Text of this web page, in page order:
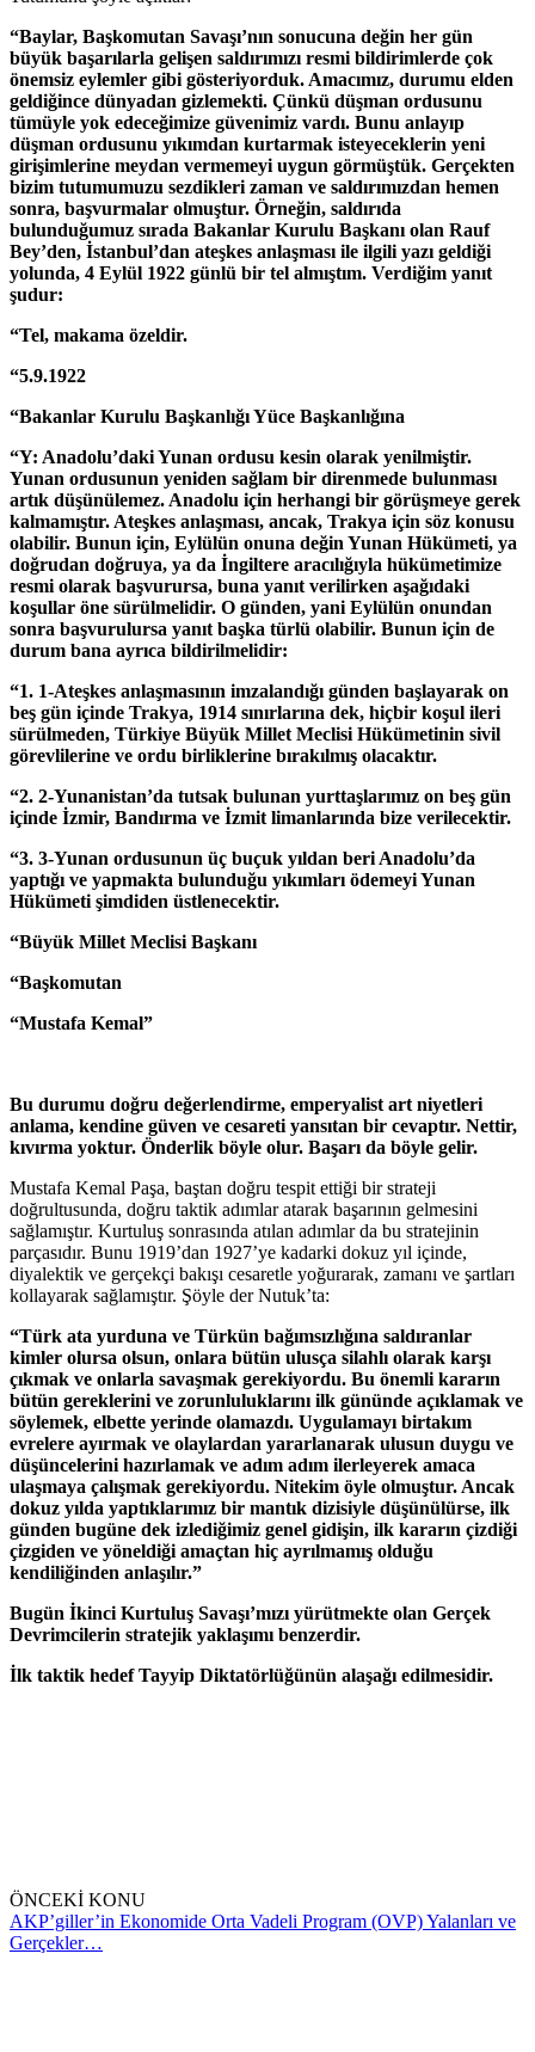
“Baylar, Başkomutan Savaşı’nın sonucuna değin her gün
büyük başarılarla gelişen saldırımızı resmi bildirimlerde çok
önemsiz eylemler gibi gösteriyorduk. Amacımız, durumu elden
geldiğince dünyadan gizlemekti. Çünkü düşman ordusunu
tümüyle yok edeceğimize güvenimiz vardı. Bunu anlayıp
düşman ordusunu yıkımdan kurtarmak isteyeceklerin yeni
girişimlerine meydan vermemeyi uygun görmüştük. Gerçekten
bizim tutumumuzu sezdikleri zaman ve saldırımızdan hemen
sonra, başvurmalar olmuştur. Örneğin, saldırıda
bulunduğumuz sırada Bakanlar Kurulu Başkanı olan Rauf
Bey’den, İstanbul’dan ateşkes anlaşması ile ilgili yazı geldiği
yolunda, 4 Eylül 1922 günlü bir tel almıştım. Verdiğim yanıt
şudur:
“Tel, makama özeldir.
“5.9.1922
“Bakanlar Kurulu Başkanlığı Yüce Başkanlığına
“Y: Anadolu’daki Yunan ordusu kesin olarak yenilmiştir.
Yunan ordusunun yeniden sağlam bir direnmede bulunması
artık düşünülemez. Anadolu için herhangi bir görüşmeye gerek
kalmamıştır. Ateşkes anlaşması, ancak, Trakya için söz konusu
olabilir. Bunun için, Eylülün onuna değin Yunan Hükümeti, ya
doğrudan doğruya, ya da İngiltere aracılığıyla hükümetimize
resmi olarak başvurursa, buna yanıt verilirken aşağıdaki
koşullar öne sürülmelidir. O günden, yani Eylülün onundan
sonra başvurulursa yanıt başka türlü olabilir. Bunun için de
durum bana ayrıca bildirilmelidir:
“1. 1-Ateşkes anlaşmasının imzalandığı günden başlayarak on
beş gün içinde Trakya, 1914 sınırlarına dek, hiçbir koşul ileri
sürülmeden, Türkiye Büyük Millet Meclisi Hükümetinin sivil
görevlilerine ve ordu birliklerine bırakılmış olacaktır.
“2. 2-Yunanistan’da tutsak bulunan yurttaşlarımız on beş gün
içinde İzmir, Bandırma ve İzmit limanlarında bize verilecektir.
“3. 3-Yunan ordusunun üç buçuk yıldan beri Anadolu’da
yaptığı ve yapmakta bulunduğu yıkımları ödemeyi Yunan
Hükümeti şimdiden üstlenecektir.
“Büyük Millet Meclisi Başkanı
“Başkomutan
“Mustafa Kemal”
Bu durumu doğru değerlendirme, emperyalist art niyetleri
anlama, kendine güven ve cesareti yansıtan bir cevaptır. Nettir,
kıvırma yoktur. Önderlik böyle olur. Başarı da böyle gelir.
Mustafa Kemal Paşa, baştan doğru tespit ettiği bir strateji
doğrultusunda, doğru taktik adımlar atarak başarının gelmesini
sağlamıştır. Kurtuluş sonrasında atılan adımlar da bu stratejinin
parçasıdır. Bunu 1919’dan 1927’ye kadarki dokuz yıl içinde,
diyalektik ve gerçekçi bakışı cesaretle yoğurarak, zamanı ve şartları
kollayarak sağlamıştır. Şöyle der Nutuk’ta:
“Türk ata yurduna ve Türkün bağımsızlığına saldıranlar
kimler olursa olsun, onlara bütün ulusça silahlı olarak karşı
çıkmak ve onlarla savaşmak gerekiyordu. Bu önemli kararın
bütün gereklerini ve zorunluluklarını ilk gününde açıklamak ve
söylemek, elbette yerinde olamazdı. Uygulamayı birtakım
evrelere ayırmak ve olaylardan yararlanarak ulusun duygu ve
düşüncelerini hazırlamak ve adım adım ilerleyerek amaca
ulaşmaya çalışmak gerekiyordu. Nitekim öyle olmuştur. Ancak
dokuz yılda yaptıklarımız bir mantık dizisiyle düşünülürse, ilk
günden bugüne dek izlediğimiz genel gidişin, ilk kararın çizdiği
çizgiden ve yöneldiği amaçtan hiç ayrılmamış olduğu
kendiliğinden anlaşılır.”
Bugün İkinci Kurtuluş Savaşı’mızı yürütmekte olan Gerçek
Devrimcilerin stratejik yaklaşımı benzerdir.
İlk taktik hedef Tayyip Diktatörlüğünün alaşağı edilmesidir.
ÖNCEKİ KONU
AKP’giller’in Ekonomide Orta Vadeli Program (OVP) Yalanları ve
Gerçekler…